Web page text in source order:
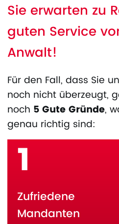
Sie erwarten zu
guten Service
Anwalt!
Für den Fall, dass Sie
noch nicht überzeugt,
noch 5 Gute Gründe,
genau richtig sind:
1
Zufriedene
Mandanten